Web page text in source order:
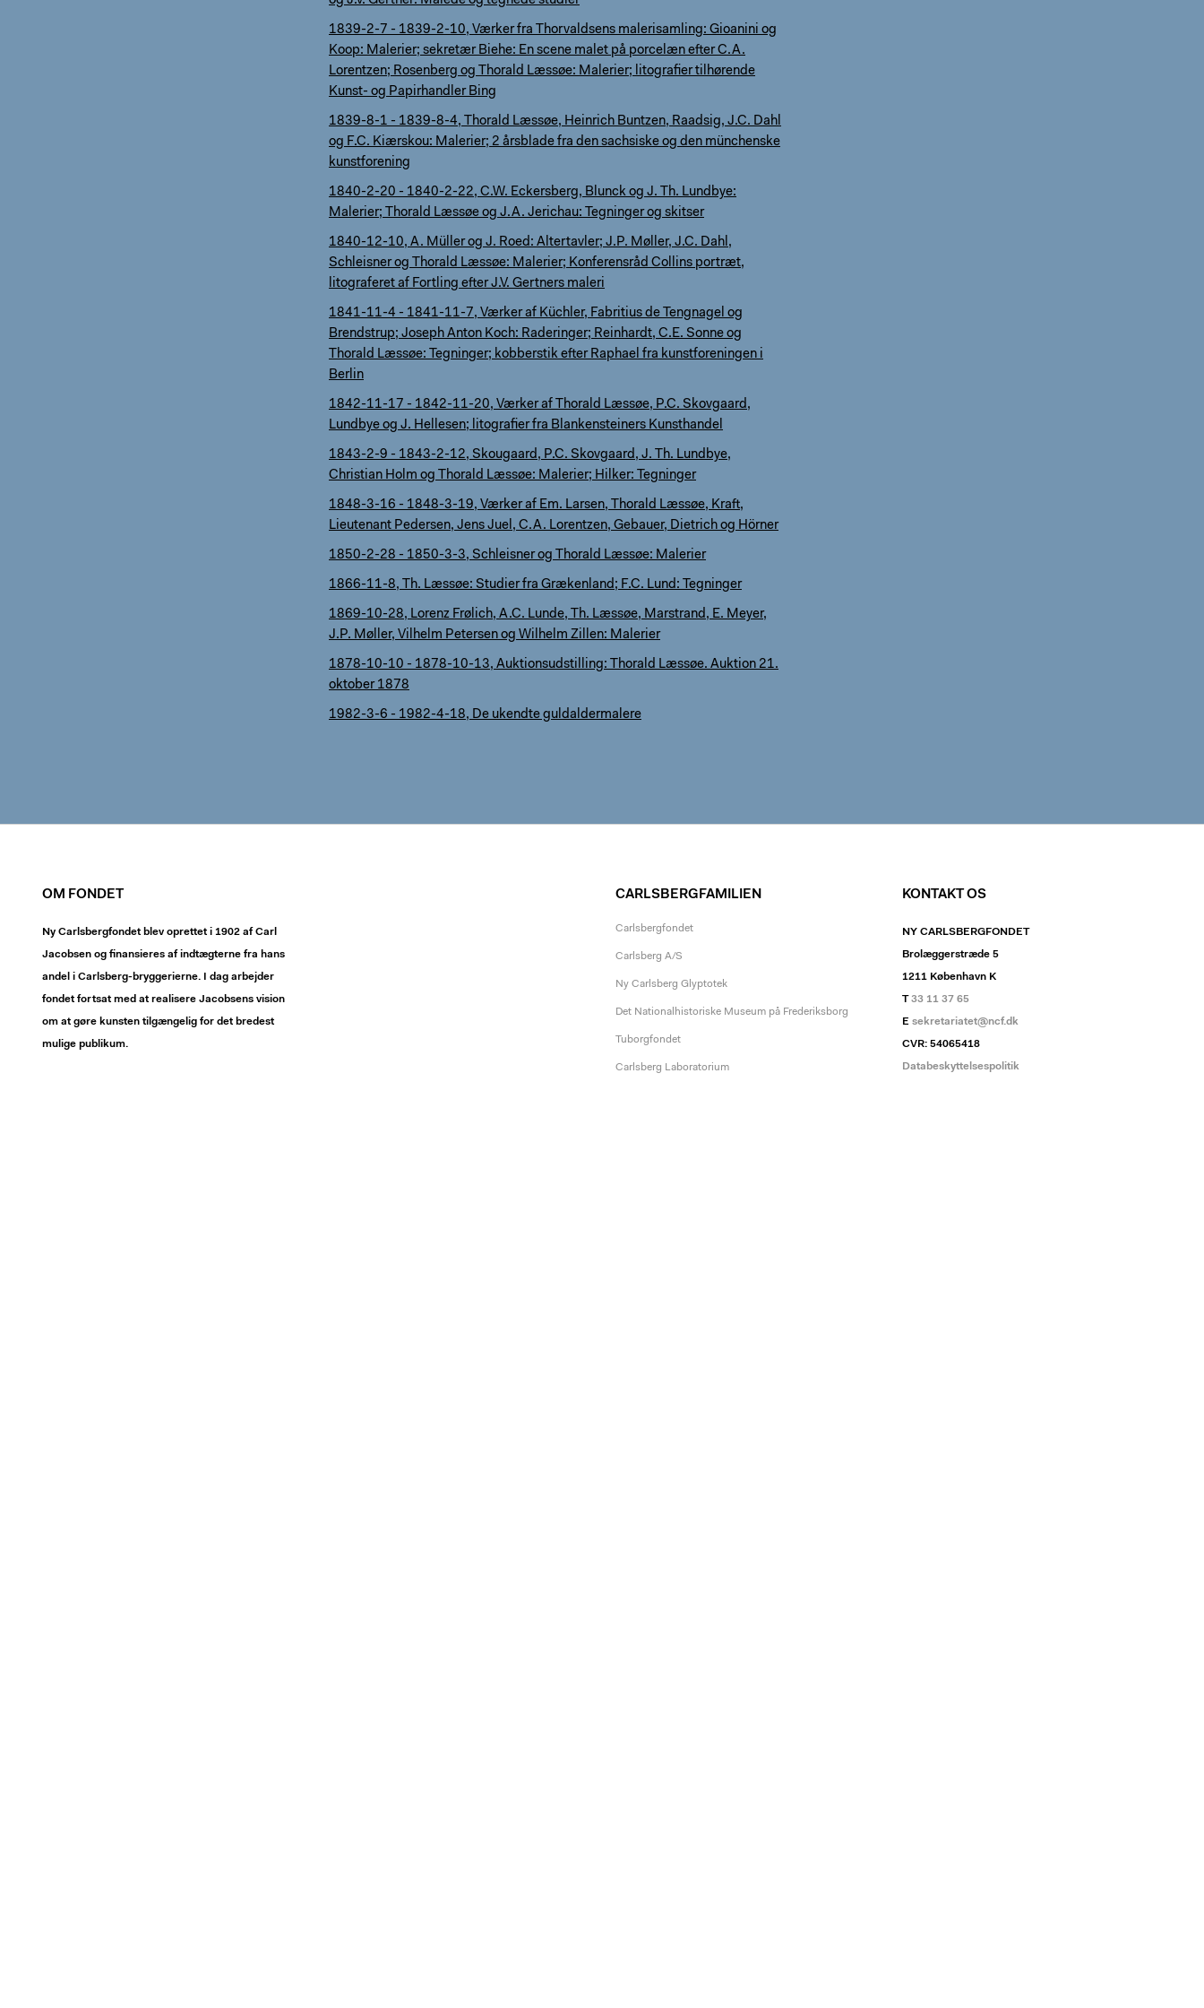
1839-2-7 - 1839-2-10, Værker fra Thorvaldsens malerisamling: Gioanini og
Koop: Malerier; sekretær Biehe: En scene malet på porcelæn efter C.A.
Lorentzen; Rosenberg og Thorald Læssøe: Malerier; litografier tilhørende
Kunst- og Papirhandler Bing
1839-8-1 - 1839-8-4, Thorald Læssøe, Heinrich Buntzen, Raadsig, J.C. Dahl
og F.C. Kiærskou: Malerier; 2 årsblade fra den sachsiske og den münchenske
kunstforening
1840-2-20 - 1840-2-22, C.W. Eckersberg, Blunck og J. Th. Lundbye:
Malerier; Thorald Læssøe og J.A. Jerichau: Tegninger og skitser
1840-12-10, A. Müller og J. Roed: Altertavler; J.P. Møller, J.C. Dahl,
Schleisner og Thorald Læssøe: Malerier; Konferensråd Collins portræt,
litograferet af Fortling efter J.V. Gertners maleri
1841-11-4 - 1841-11-7, Værker af Küchler, Fabritius de Tengnagel og
Brendstrup; Joseph Anton Koch: Raderinger; Reinhardt, C.E. Sonne og
Thorald Læssøe: Tegninger; kobberstik efter Raphael fra kunstforeningen i
Berlin
1842-11-17 - 1842-11-20, Værker af Thorald Læssøe, P.C. Skovgaard,
Lundbye og J. Hellesen; litografier fra Blankensteiners Kunsthandel
1843-2-9 - 1843-2-12, Skougaard, P.C. Skovgaard, J. Th. Lundbye,
Christian Holm og Thorald Læssøe: Malerier; Hilker: Tegninger
1848-3-16 - 1848-3-19, Værker af Em. Larsen, Thorald Læssøe, Kraft,
Lieutenant Pedersen, Jens Juel, C.A. Lorentzen, Gebauer, Dietrich og Hörner
1850-2-28 - 1850-3-3, Schleisner og Thorald Læssøe: Malerier
1866-11-8, Th. Læssøe: Studier fra Grækenland; F.C. Lund: Tegninger
1869-10-28, Lorenz Frølich, A.C. Lunde, Th. Læssøe, Marstrand, E. Meyer,
J.P. Møller, Vilhelm Petersen og Wilhelm Zillen: Malerier
1878-10-10 - 1878-10-13, Auktionsudstilling: Thorald Læssøe. Auktion 21.
oktober 1878
1982-3-6 - 1982-4-18, De ukendte guldaldermalere
OM FONDET
Ny Carlsbergfondet blev oprettet i 1902 af Carl
Jacobsen og finansieres af indtægterne fra hans
andel i Carlsberg-bryggerierne. I dag arbejder
fondet fortsat med at realisere Jacobsens vision
om at gøre kunsten tilgængelig for det bredest
mulige publikum.
CARLSBERGFAMILIEN
Carlsbergfondet
Carlsberg A/S
Ny Carlsberg Glyptotek
Det Nationalhistoriske Museum på Frederiksborg
Tuborgfondet
Carlsberg Laboratorium
KONTAKT OS
NY CARLSBERGFONDET
Brolæggerstræde 5
1211 København K
T33 11 37 65
E sekretariatet@ncf.dk
CVR: 54065418
Databeskyttelsespolitik